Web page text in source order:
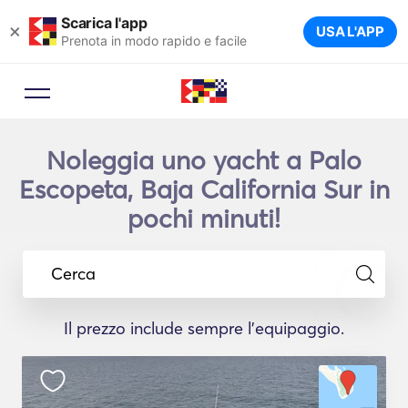
× Scarica l'app
Prenota in modo rapido e facile USA L'APP
Noleggia uno yacht a Palo
Escopeta, Baja California Sur in
pochi minuti!
Cerca
Il prezzo include sempre l'equipaggio.